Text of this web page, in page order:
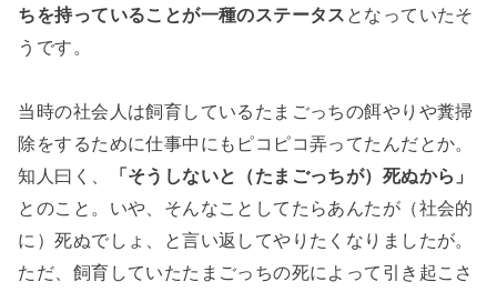
ちを持っていることが一種のステータス となっていたそ
うです。
当時の社会人は飼育しているたまごっちの餌やりや糞掃
除をするために仕事中にもピコピコ弄ってたんだとか。
知人曰く、
「そうしないと（たまごっちが）死ぬから」
とのこと。いや、そんなことしてたらあんたが（社会的
に）死ぬでしょ、と言い返してやりたくなりましたが。
ただ、飼育していたたまごっちの死によって引き起こさ